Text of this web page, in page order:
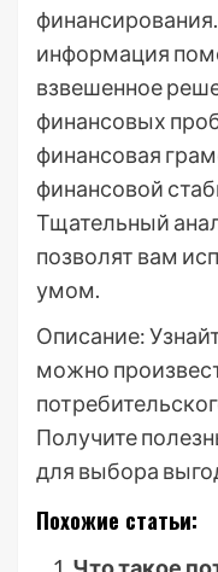
информация
взвешенное
финансовых
финансовая
финансовой
Тщательный
позволят вам
умом.
Описание:
можно
Получите
для выбора
Похожие статьи: